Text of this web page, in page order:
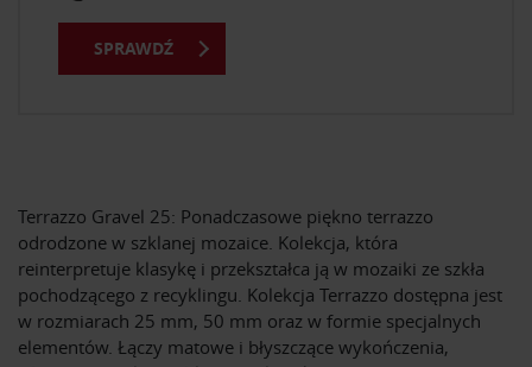
Terrazzo Gravel 25: Ponadczasowe piękno terrazzo
odrodzone w szklanej mozaice. Kolekcja, która
reinterpretuje klasykę i przekształca ją w mozaiki ze szkła
pochodzącego z recyklingu. Kolekcja Terrazzo dostępna jest
w rozmiarach 25 mm, 50 mm oraz w formie specjalnych
elementów. Łączy matowe i błyszczące wykończenia,
SPRAWDŹ